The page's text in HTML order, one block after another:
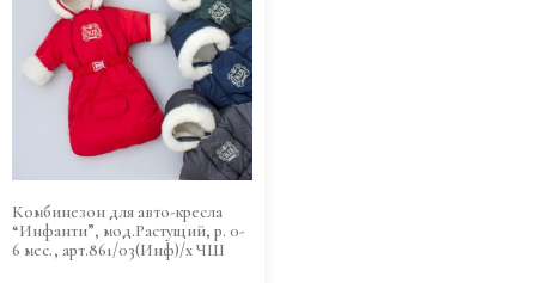
Комбинезон для авто-кресла
“Инфанти”, мод.Растущий, р. 0-
6 мес., арт.861/03(Инф)/х ЧШ